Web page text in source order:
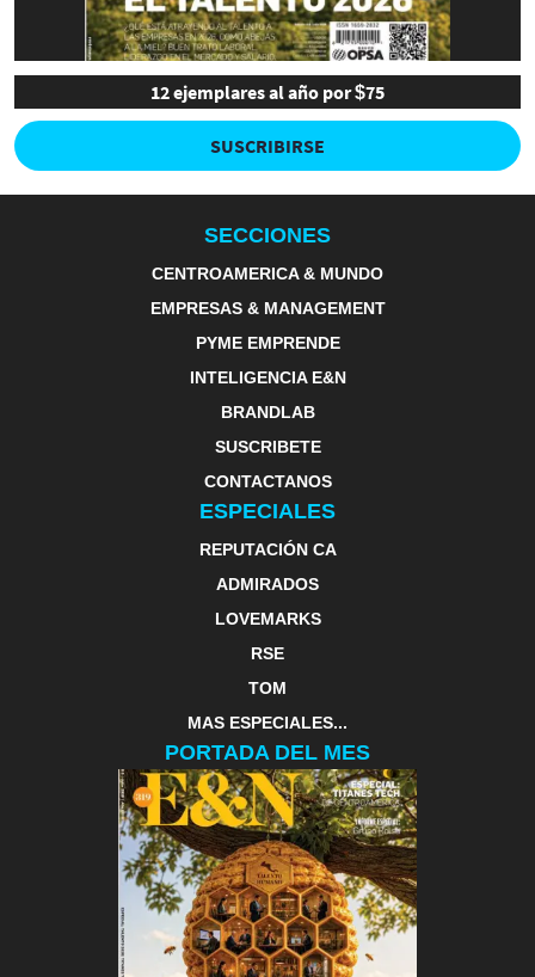
12 ejemplares al año por $75
SUSCRIBIRSE
SECCIONES
CENTROAMERICA & MUNDO
EMPRESAS & MANAGEMENT
PYME EMPRENDE
INTELIGENCIA E&N
BRANDLAB
SUSCRIBETE
CONTACTANOS
ESPECIALES
REPUTACIÓN CA
ADMIRADOS
LOVEMARKS
RSE
TOM
MAS ESPECIALES...
PORTADA DEL MES